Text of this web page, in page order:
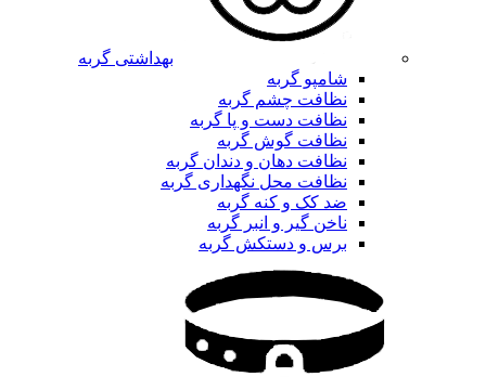
بهداشتی گربه
شامپو گربه
نظافت چشم گربه
نظافت دست و پا گربه
نظافت گوش گربه
نظافت دهان و دندان گربه
نظافت محل نگهداری گربه
ضد کک و کنه گربه
ناخن گیر و انبر گربه
برس و دستکش گربه